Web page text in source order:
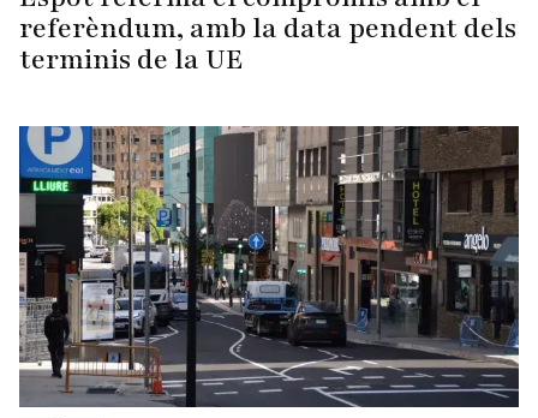
referèndum, amb la data pendent dels
terminis de la UE